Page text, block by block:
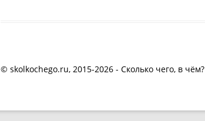
© skolkochego.ru, 2015-2026 - Сколько чего, в чём?